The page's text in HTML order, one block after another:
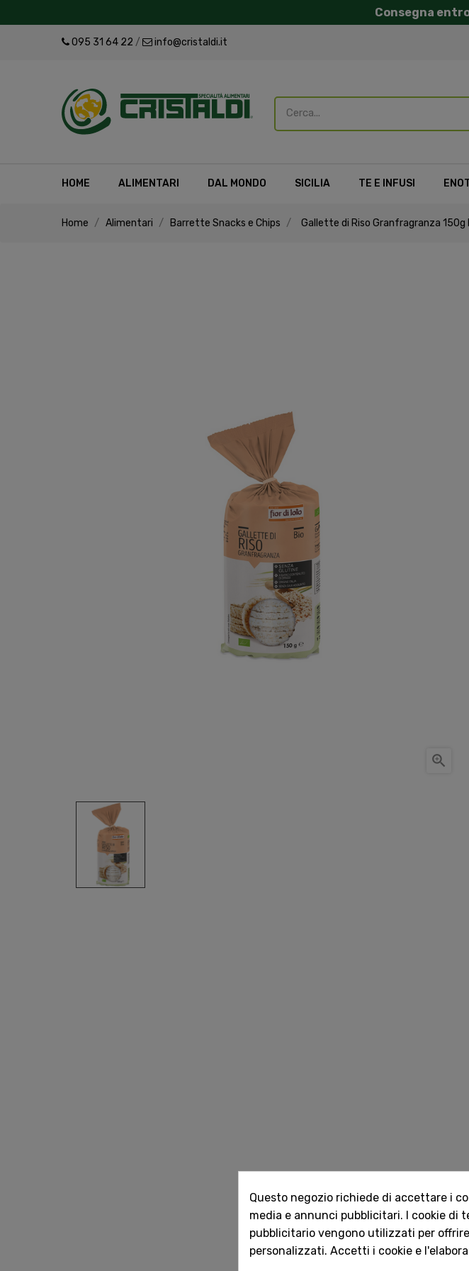
Consegna
095 31 64 22 / info@cristaldi.it
HOME ALIMENTARI DAL MONDO SICILIA TE E INFUSI
Home Alimentari Barrette Snacks e Chips Gallette di Riso Granfragranza 150g

Questo negozio richiede di accettare i
media e annunci pubblicitari. I cookie di
pubblicitario vengono utilizzati per
personalizzati. Accetti i cookie e